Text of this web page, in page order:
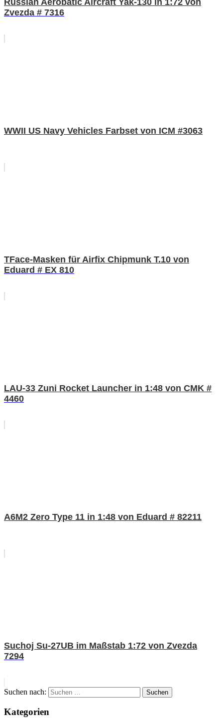
Zvezda # 7316
WWII US Navy Vehicles Farbset von ICM #3063
TFace-Masken für Airfix Chipmunk T.10 von
Eduard # EX 810
LAU-33 Zuni Rocket Launcher in 1:48 von CMK #
4460
A6M2 Zero Type 11 in 1:48 von Eduard # 82211
Suchoj Su-27UB im Maßstab 1:72 von Zvezda
7294
Suchen nach: Suchen
Kategorien